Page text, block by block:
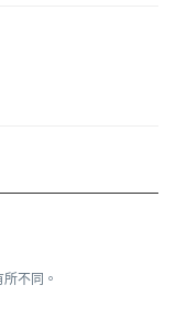
不同。